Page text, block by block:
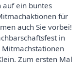
auf ein buntes
für
auch Sie vorbei!
in
Mitmachstationen
Zum ersten Mal